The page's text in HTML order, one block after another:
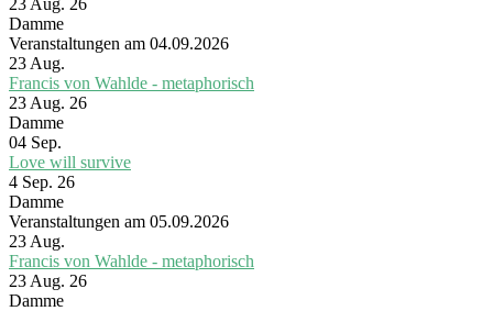
Damme
Veranstaltungen am 04.09.2026
23 Aug.
Francis von Wahlde - metaphorisch
23 Aug. 26
Damme
04 Sep.
Love will survive
4 Sep. 26
Damme
Veranstaltungen am 05.09.2026
23 Aug.
Francis von Wahlde - metaphorisch
23 Aug. 26
Damme